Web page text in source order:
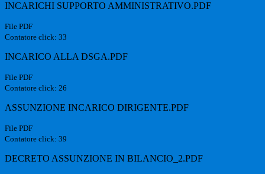
INCARICHI SUPPORTO AMMINISTRATIVO.PDF
File PDF
Contatore click: 33
INCARICO ALLA DSGA.PDF
File PDF
Contatore click: 26
ASSUNZIONE INCARICO DIRIGENTE.PDF
File PDF
Contatore click: 39
DECRETO ASSUNZIONE IN BILANCIO_2.PDF